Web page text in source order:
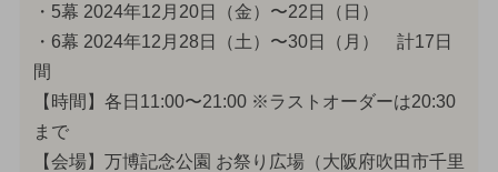
・5幕 2024年12月20日（金）〜22日（日）
・6幕 2024年12月28日（土）〜30日（月） 計17日
間
【時間】各日11:00〜21:00 ※ラストオーダーは20:30
まで
【会場】万博記念公園 お祭り広場（大阪府吹田市千里